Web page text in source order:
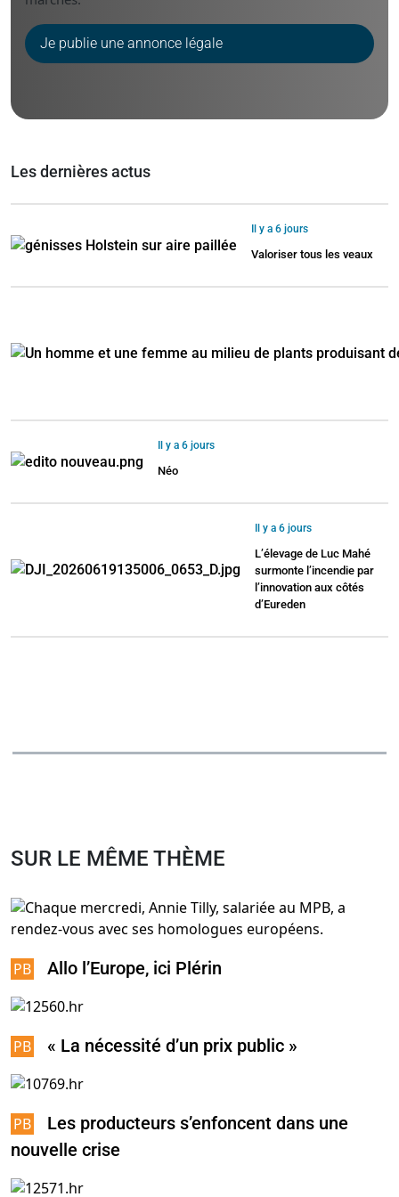
Je publie une annonce légale
Les dernières actus
Il y a 6 jours
Valoriser tous les veaux
Il y a 6 jours
Néo
Il y a 6 jours
L’élevage de Luc Mahé
surmonte l’incendie par
l’innovation aux côtés
d’Eureden
SUR LE MÊME THÈME
Allo l’Europe, ici Plérin
« La nécessité d’un prix public »
Les producteurs s’enfoncent dans une
nouvelle crise